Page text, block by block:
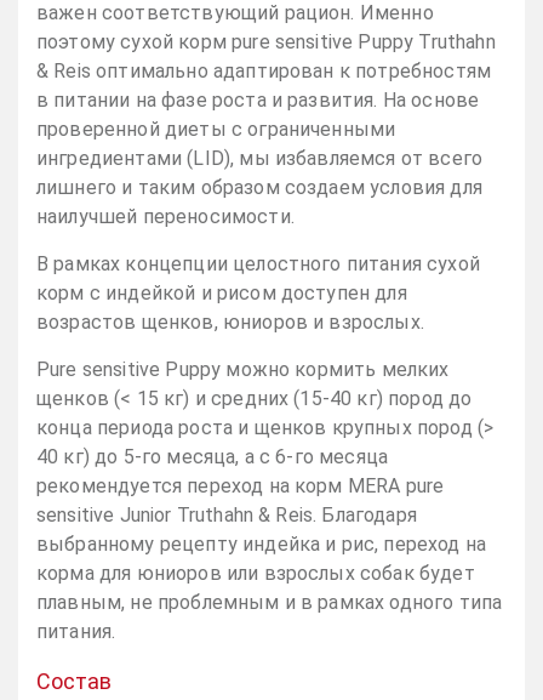
важен соответствующий рацион. Именно
поэтому сухой корм pure sensitive Puppy Truthahn
& Reis оптимально адаптирован к потребностям
в питании на фазе роста и развития. На основе
проверенной диеты с ограниченными
ингредиентами (LID), мы избавляемся от всего
лишнего и таким образом создаем условия для
наилучшей переносимости.
В рамках концепции целостного питания сухой
корм с индейкой и рисом доступен для
возрастов щенков, юниоров и взрослых.
Pure sensitive Puppy можно кормить мелких
щенков (< 15 кг) и средних (15-40 кг) пород до
конца периода роста и щенков крупных пород (>
40 кг) до 5-го месяца, а с 6-го месяца
рекомендуется переход на корм MERA pure
sensitive Junior Truthahn & Reis. Благодаря
выбранному рецепту индейка и рис, переход на
корма для юниоров или взрослых собак будет
плавным, не проблемным и в рамках одного типа
питания.
Состав